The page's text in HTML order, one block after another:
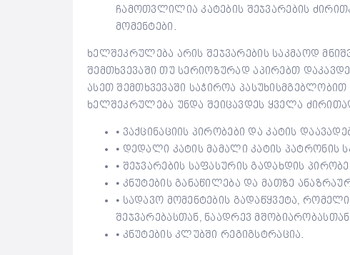
ჩამოთვლილია კატების შეჯვარების
მომენტები.
ხელშეკრულება არის შეჯვარების საკმაოდ
შემთხვევაში თუ სერიოზურად აპირებთ
ასეთ შემთხვევაში საჭიროა
ხელშეკრულება უნდა შეიცავდეს ყველა
⦁ ვაქცინაციის პირობები და კატის
⦁ დედალი კატის მამალი კატის
⦁ შეჯვარების საფასურის გადახდის
⦁ კნუტების განაწილება და მათზე
⦁ სადავო მომენტების გადაწყვეტა,
შეჯვარებასთან, ნაადრევ
⦁ კნუტების კლუბში რეგიგსტრაცია.